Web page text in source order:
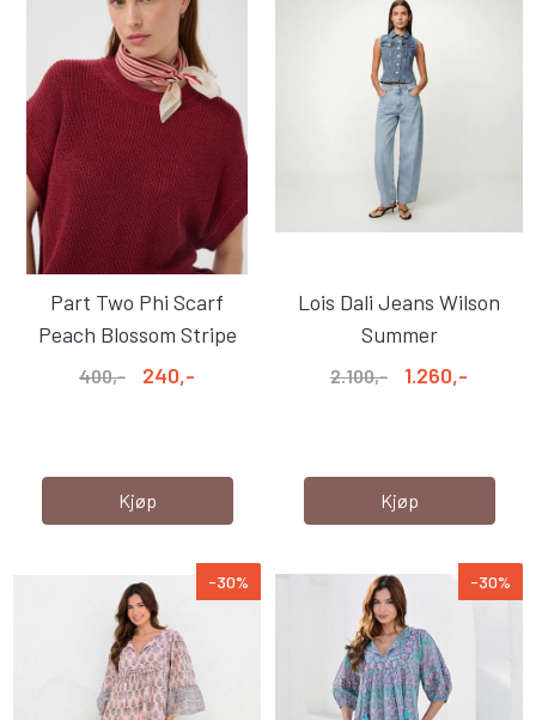
Part Two Phi Scarf
Peach Blossom Stripe
400,- 240,-
Kjøp
Lois Dali Jeans Wilson
Summer
2.100,- 1.260,-
Kjøp
-30% -30%